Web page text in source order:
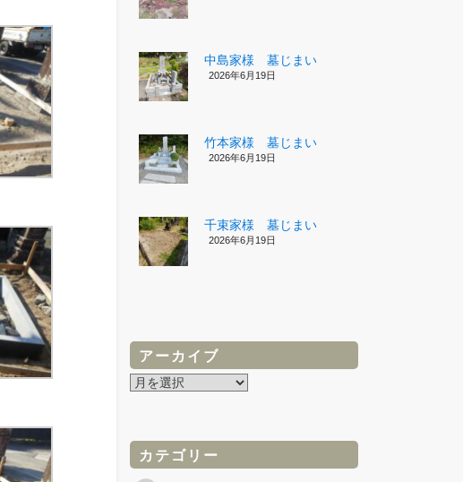
中島家様 墓じまい
2026年6月19日
竹本家様 墓じまい
2026年6月19日
千束家様 墓じまい
2026年6月19日
アーカイブ
ア
ブカテゴリー